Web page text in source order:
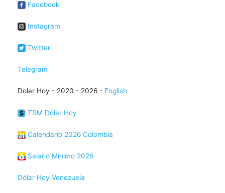
Facebook
Instagram
Twitter
Telegram
Dolar Hoy - 2020 - 2026 - English
TRM Dólar Hoy
Calendario 2026 Colombia
Salario Mínimo 2026
Dólar Hoy Venezuela